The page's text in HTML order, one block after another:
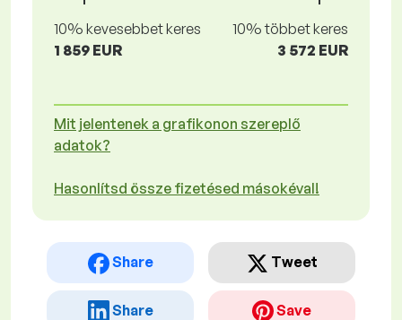
10% kevesebbet keres
1 859 EUR
10% többet keres
3 572 EUR
Mit jelentenek a grafikonon szereplő
adatok?
Hasonlítsd össze fizetésed másokéval!
Share Tweet
Share Save